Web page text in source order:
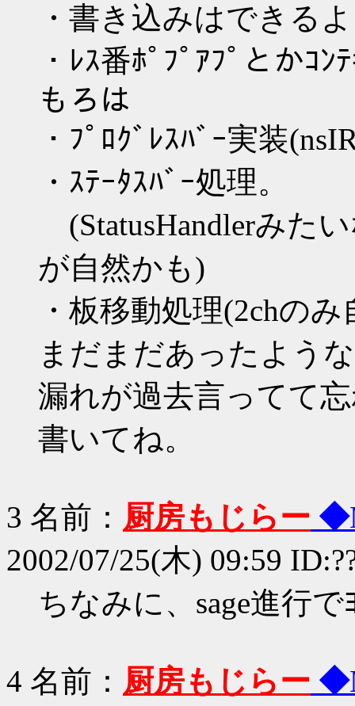
・書き込みはできる
・ﾚｽ番ﾎﾟﾌﾟｱﾌﾟとかｺ
もろは
・ﾌﾟﾛｸﾞﾚｽﾊﾞｰ実装
・ｽﾃｰﾀｽﾊﾞｰ処理。
(StatusHandlerみた
が自然かも)
・板移動処理(2chの
まだまだあったよう
漏れが過去言ってて
書いてね。
3 名前： 厨房もじらー ◆
2002/07/25(木) 09:59
ちなみに、sage進行で
4 名前： 厨房もじらー ◆